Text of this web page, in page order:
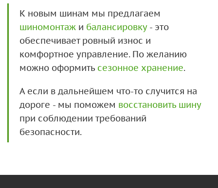
К новым шинам мы предлагаем
шиномонтаж и балансировку- это
обеспечивает ровный износ и
комфортное управление. По желанию
можно оформить сезонное хранение.
А если в дальнейшем что-то случится на
дороге - мы поможем восстановить шину
при соблюдении требований
безопасности.